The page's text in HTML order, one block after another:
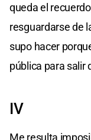
queda el
resguardarse de
supo hacer
pública para salir
IV
Me resulta